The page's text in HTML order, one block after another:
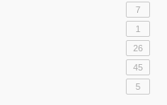
7
1
26
45
5